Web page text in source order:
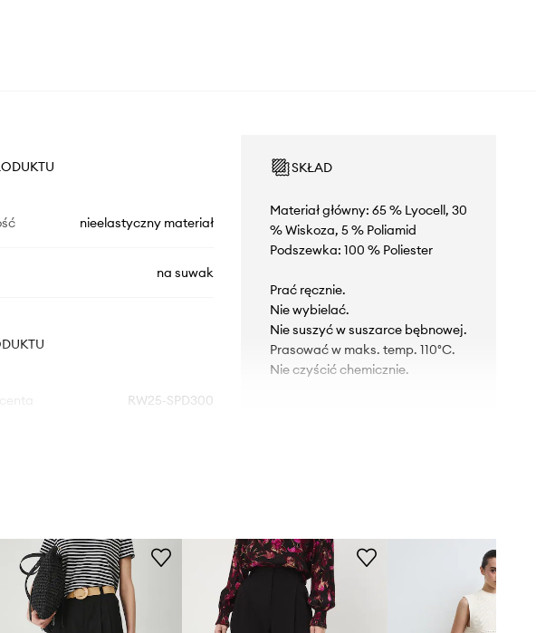
nieelastyczny materiał
na suwak
RW25-SPD300
SKŁAD
Materiał główny: 65 % Lyocell, 30
% Wiskoza, 5 % Poliamid
Podszewka: 100 % Poliester
Prać ręcznie.
Nie wybielać.
Nie suszyć w suszarce bębnowej.
Prasować w maks. temp. 110°C.
Nie czyścić chemicznie.
WYMIARY
Rozmiarówka zawyżona